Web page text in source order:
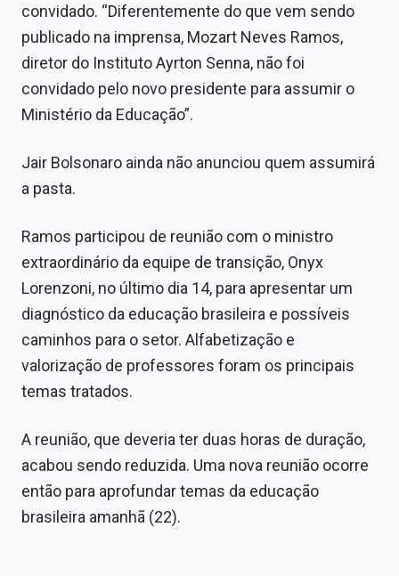
Tecnologia
Conteúdo de Marca
Sobre
Expediente
Contato
convidado. “Diferentemente do que vem sendo
publicado na imprensa, Mozart Neves Ramos,
diretor do Instituto Ayrton Senna, não foi
convidado pelo novo presidente para assumir o
Ministério da Educação”.
Jair Bolsonaro ainda não anunciou quem assumirá
a pasta.
Ramos participou de reunião com o ministro
extraordinário da equipe de transição, Onyx
Lorenzoni, no último dia 14, para apresentar um
diagnóstico da educação brasileira e possíveis
caminhos para o setor. Alfabetização e
valorização de professores foram os principais
temas tratados.
A reunião, que deveria ter duas horas de duração,
acabou sendo reduzida. Uma nova reunião ocorre
então para aprofundar temas da educação
brasileira amanhã (22).